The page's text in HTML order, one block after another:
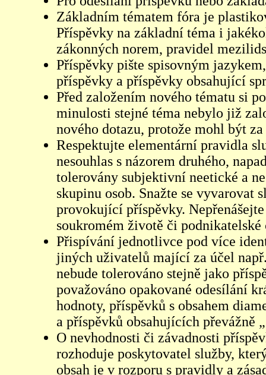
Základním tématem fóra je
Příspěvky na základní téma i
zákonných norem, pravidel
Příspěvky pište spisovným
příspěvky a příspěvky obsahující
Před založením nového tématu si
minulosti stejné téma nebylo již
nového dotazu, protože mohl být
Respektujte elementární pravidla
nesouhlas s názorem druhého,
tolerovány subjektivní neetické a
skupinu osob. Snažte se vyvarovat
provokující příspěvky.
soukromém životě či podnikatelské
Přispívání jednotlivce pod více
jiných uživatelů mající za účel
nebude tolerováno stejně jako
považováno opakované odesílání
hodnoty, příspěvků s obsahem
a příspěvků obsahujících převážně
O nevhodnosti či závadnosti
rozhoduje poskytovatel služby,
obsah je v rozporu s pravidly a